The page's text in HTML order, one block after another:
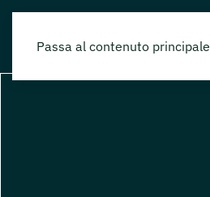
Passa al contenuto principale